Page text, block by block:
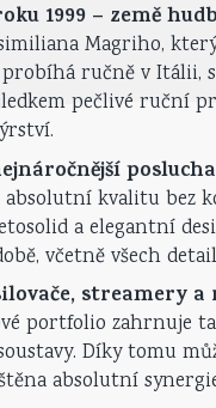
1999 – země
Magriho,
ručně v Itálii,
pečlivé ruční
kvalitu bez
a elegantní
včetně všech
streamery a
portfolio zahrnuje
Díky tomu
absolutní